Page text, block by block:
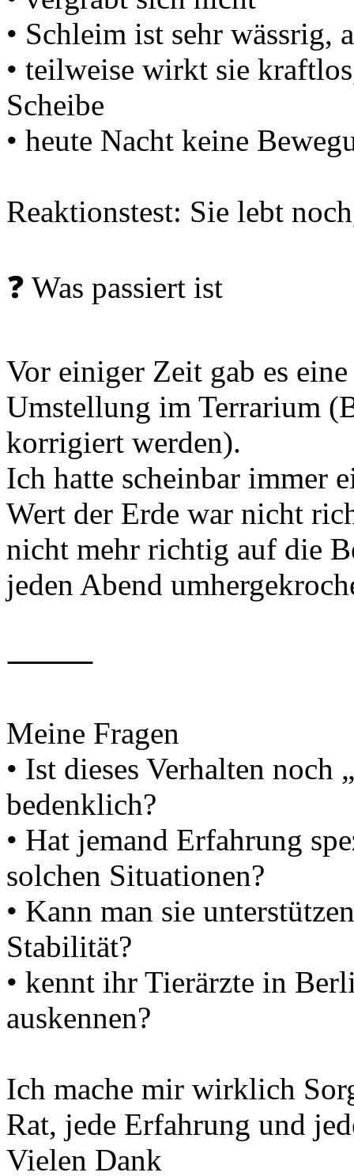
• Schleim ist sehr wässrig,
• teilweise wirkt sie
Scheibe
• heute Nacht keine
Reaktionstest: Sie lebt
❓ Was passiert ist
Vor einiger Zeit gab es
Umstellung im Terrarium
korrigiert werden).
Ich hatte scheinbar immer
Wert der Erde war nicht
nicht mehr richtig auf die
jeden Abend
⸻
Meine Fragen
• Ist dieses Verhalten noch
bedenklich?
• Hat jemand Erfahrung
solchen Situationen?
• Kann man sie
Stabilität?
• kennt ihr Tierärzte in
auskennen?
Ich mache mir wirklich
Rat, jede Erfahrung und
Vielen Dank